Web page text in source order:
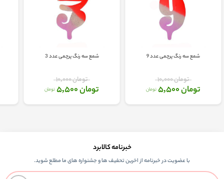
شمع سه رنگ پرچمی عدد 9
تومان 10,000
تومان 5,500 تومان
شمع سه رنگ پرچمی عدد 3
تومان 10,000
تومان 5,500 تومان
خبرنامه کالابرد
با عضویت در خبرنامه از اخرین تحفیف ها و جشنواره های ما مطلع شوید.